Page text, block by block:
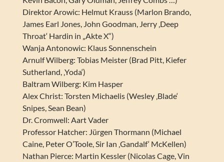
Direktor Arowic: Helmut Krauss (Marlon Brando,
James Earl Jones, John Goodman, Jerry ‚Deep
Throat‘ Hardin in „Akte X“)
Wanja Antonowic: Klaus Sonnenschein
Arnulf Wilberg: Tobias Meister (Brad Pitt, Kiefer
Sutherland, ‚Yoda‘)
Baltram Wilberg: Kim Hasper
Alex Christ: Torsten Michaelis (Wesley ‚Blade‘
Snipes, Sean Bean)
Dr. Cromwell: Aart Vader
Professor Hatcher: Jürgen Thormann (Michael
Caine, Peter O’Toole, Sir Ian ‚Gandalf‘ McKellen)
Nathan Pierce: Martin Kessler (Nicolas Cage, Vin